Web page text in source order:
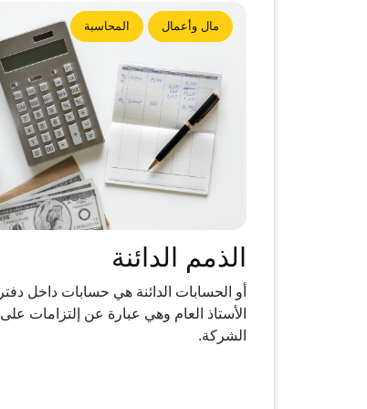
مال وأعمال المحاسبة
الذمم الدائنة
أو الحسابات الدائنة هي حسابات داخل دفتر
الأستاذ العام وهي عبارة عن إلتزامات على
الشركة.